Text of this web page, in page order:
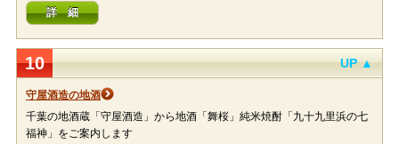
詳 細
10 UP ▲
守屋酒造の地酒
千葉の地酒蔵「守屋酒造」から地酒「舞桜」純米焼酎「九十九里浜の七
福神」をご案内します